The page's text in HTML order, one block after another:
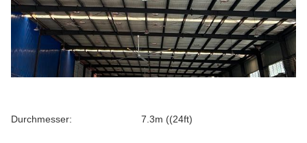
Durchmesser: 7.3m ((24ft)